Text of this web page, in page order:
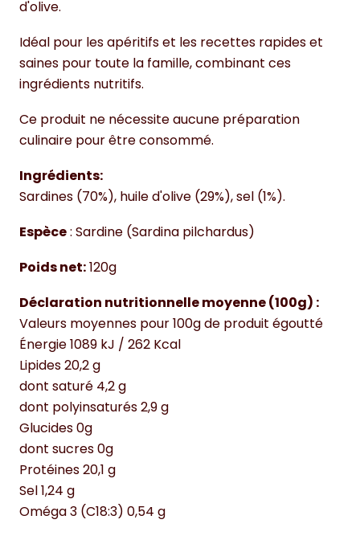
d'olive.
Idéal pour les apéritifs et les recettes rapides et
saines pour toute la famille, combinant ces
ingrédients nutritifs.
Ce produit ne nécessite aucune préparation
culinaire pour être consommé.
Ingrédients:
Sardines (70%), huile d'olive (29%), sel (1%).
Espèce: Sardine (Sardina pilchardus)
Poids net:120g
Déclaration nutritionnelle moyenne (100g) :
Valeurs moyennes pour 100g de produit égoutté
Énergie 1089 kJ / 262 Kcal
Lipides 20,2 g
dont saturé 4,2 g
dont polyinsaturés 2,9 g
Glucides 0g
dont sucres 0g
Protéines 20,1 g
Sel 1,24 g
Oméga 3 (C18:3) 0,54 g